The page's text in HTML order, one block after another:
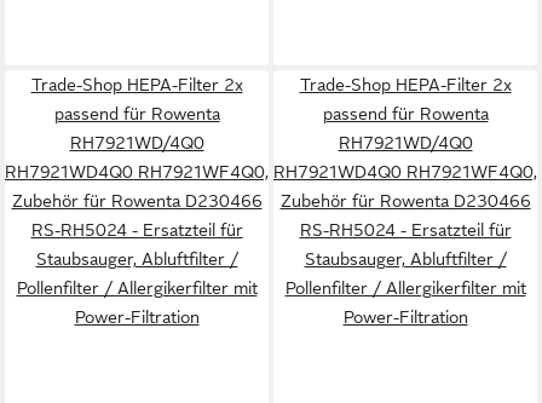
Trade-Shop HEPA-Filter 2x
passend für Rowenta
RH7921WD/4Q0
RH7921WD4Q0 RH7921WF4Q0,
Zubehör für Rowenta D230466
RS-RH5024 - Ersatzteil für
Staubsauger, Abluftfilter /
Pollenfilter / Allergikerfilter mit
Power-Filtration
Trade-Shop HEPA-Filter 2x
passend für Rowenta
RH7921WD/4Q0
RH7921WD4Q0 RH7921WF4Q0,
Zubehör für Rowenta D230466
RS-RH5024 - Ersatzteil für
Staubsauger, Abluftfilter /
Pollenfilter / Allergikerfilter mit
Power-Filtration